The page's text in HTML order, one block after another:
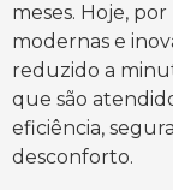
meses. Hoje,
modernas e
reduzido a
que são
eficiência,
desconforto.